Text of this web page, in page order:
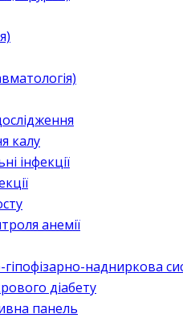
калу
інфекції
анемії
надниркова
діабету
панель